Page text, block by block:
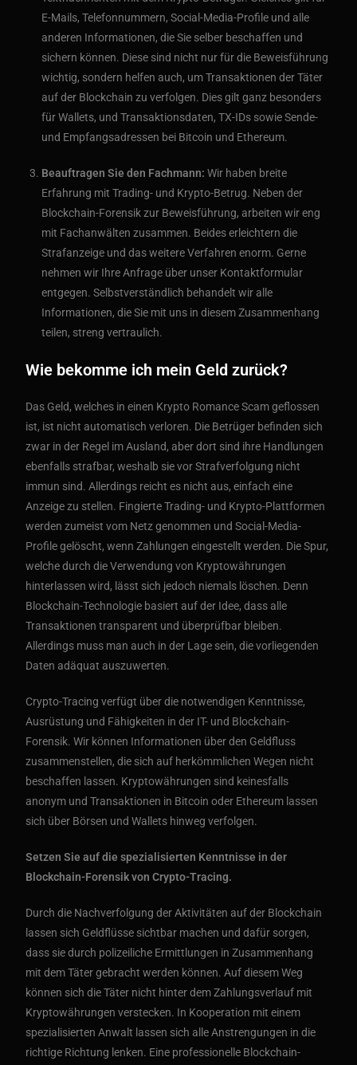
E-Mails, Telefonnummern, Social-Media-Profile und alle
anderen Informationen, die Sie selber beschaffen und
sichern können. Diese sind nicht nur für die Beweisführung
wichtig, sondern helfen auch, um Transaktionen der Täter
auf der Blockchain zu verfolgen. Dies gilt ganz besonders
für Wallets, und Transaktionsdaten, TX-IDs sowie Sende-
und Empfangsadressen bei Bitcoin und Ethereum.
Beauftragen Sie den Fachmann: Wir haben breite
Erfahrung mit Trading- und Krypto-Betrug. Neben der
Blockchain-Forensik zur Beweisführung, arbeiten wir eng
mit Fachanwälten zusammen. Beides erleichtern die
Strafanzeige und das weitere Verfahren enorm. Gerne
nehmen wir Ihre Anfrage über unser Kontaktformular
entgegen. Selbstverständlich behandelt wir alle
Informationen, die Sie mit uns in diesem Zusammenhang
teilen, streng vertraulich.
Wie bekomme ich mein Geld zurück?
Das Geld, welches in einen Krypto Romance Scam geflossen
ist, ist nicht automatisch verloren. Die Betrüger befinden sich
zwar in der Regel im Ausland, aber dort sind ihre Handlungen
ebenfalls strafbar, weshalb sie vor Strafverfolgung nicht
immun sind. Allerdings reicht es nicht aus, einfach eine
Anzeige zu stellen. Fingierte Trading- und Krypto-Plattformen
werden zumeist vom Netz genommen und Social-Media-
Profile gelöscht, wenn Zahlungen eingestellt werden. Die Spur,
welche durch die Verwendung von Kryptowährungen
hinterlassen wird, lässt sich jedoch niemals löschen. Denn
Blockchain-Technologie basiert auf der Idee, dass alle
Transaktionen transparent und überprüfbar bleiben.
Allerdings muss man auch in der Lage sein, die vorliegenden
Daten adäquat auszuwerten.
Crypto-Tracing verfügt über die notwendigen Kenntnisse,
Ausrüstung und Fähigkeiten in der IT- und Blockchain-
Forensik. Wir können Informationen über den Geldfluss
zusammenstellen, die sich auf herkömmlichen Wegen nicht
beschaffen lassen. Kryptowährungen sind keinesfalls
anonym und Transaktionen in Bitcoin oder Ethereum lassen
sich über Börsen und Wallets hinweg verfolgen.
Setzen Sie auf die spezialisierten Kenntnisse in der
Blockchain-Forensik von Crypto-Tracing.
Durch die Nachverfolgung der Aktivitäten auf der Blockchain
lassen sich Geldflüsse sichtbar machen und dafür sorgen,
dass sie durch polizeiliche Ermittlungen in Zusammenhang
mit dem Täter gebracht werden können. Auf diesem Weg
können sich die Täter nicht hinter dem Zahlungsverlauf mit
Kryptowährungen verstecken. In Kooperation mit einem
spezialisierten Anwalt lassen sich alle Anstrengungen in die
richtige Richtung lenken. Eine professionelle Blockchain-